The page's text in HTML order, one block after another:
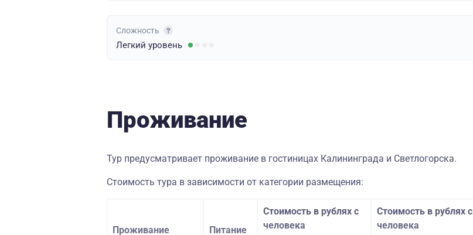
Сложность
Легкий уровень
Проживание
Тур предусматривает проживание в гостиницах Калининграда и Светлогорска.
Стоимость тура в зависимости от категории размещения:
Проживание Питание
Стоимость в рублях с
человека
Стоимость в рублях с
человека